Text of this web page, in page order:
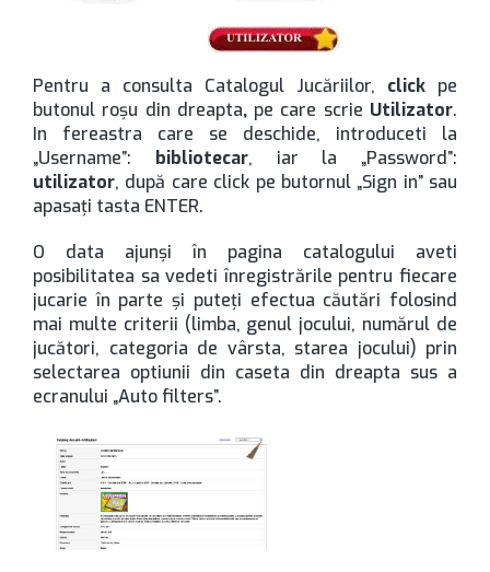
Pentru a consulta Catalogul Jucăriilor, click pe
butonul roşu din dreapta, pe care scrie Utilizator.
In fereastra care se deschide, introduceti la
„Username”:
bibliotecar, iar la „Password”:
utilizator, după care click pe butornul „Sign in” sau
apasaţi tasta ENTER.
O data ajunşi în pagina catalogului aveti
posibilitatea sa vedeti înregistrările pentru fiecare
jucarie în parte şi puteţi efectua căutări folosind
mai multe criterii (limba, genul jocului, numărul de
jucători, categoria de vârsta, starea jocului) prin
selectarea optiunii din caseta din dreapta sus a
ecranului „Auto filters”.